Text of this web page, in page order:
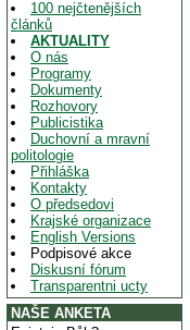
100 nejčtenějších
článků
AKTUALITY
O nás
Programy
Dokumenty
Rozhovory
Publicistika
Duchovní a mravní
politologie
Přihláška
Kontakty
O předsedovi
Krajské organizace
English Versions
Podpisové akce
Diskusní fórum
Transparentni ucty
NAŠE ANKETA